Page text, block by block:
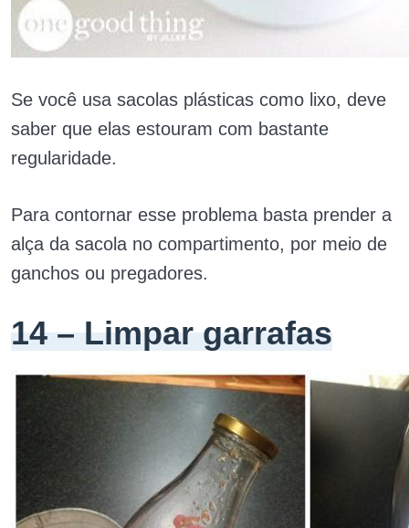
Se você usa sacolas plásticas como lixo, deve
saber que elas estouram com bastante
regularidade.
Para contornar esse problema basta prender a
alça da sacola no compartimento, por meio de
ganchos ou pregadores.
14 – Limpar garrafas